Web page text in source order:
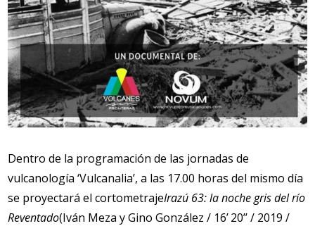
Dentro de la programación de las jornadas de
vulcanología ‘Vulcanalia’, a las 17.00 horas del mismo día
se proyectará el cortometrajeIrazú 63: la noche gris del río
Reventado(Iván Meza y Gino González / 16’ 20’’ / 2019 /